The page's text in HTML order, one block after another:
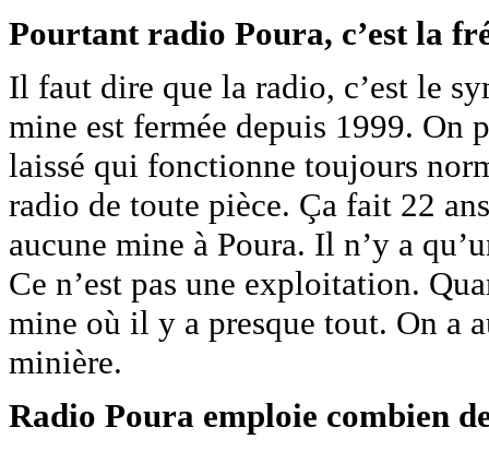
Pourtant radio Poura, c’est la
Il faut dire que la radio, c’est le
mine est fermée depuis 1999. On
laissé qui fonctionne toujours
radio de toute pièce. Ça fait 22
aucune mine à Poura. Il n’y a
Ce n’est pas une exploitation.
mine où il y a presque tout. On a
minière.
Radio Poura emploie combien